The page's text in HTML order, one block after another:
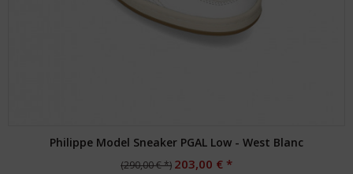
Philippe Model Sneaker PGAL Low - West Blanc
(290,00 € *) 203,00 € *